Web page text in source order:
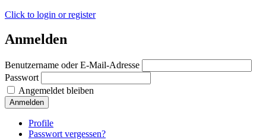
Click to login or register
Anmelden
Benutzername oder E-Mail-Adresse
Passwort
Angemeldet bleiben
Anmelden
Profile
Passwort vergessen?